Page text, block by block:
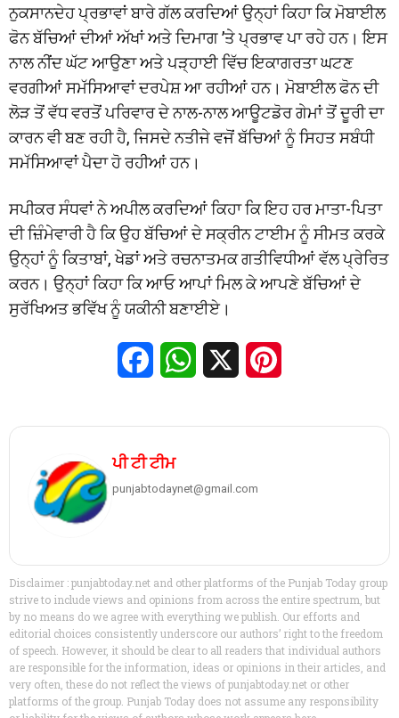
ਨੁਕਸਾਨਦੇਹ ਪ੍ਰਭਾਵਾਂ ਬਾਰੇ ਗੱਲ ਕਰਦਿਆਂ ਉਨ੍ਹਾਂ ਕਿਹਾ ਕਿ ਮੋਬਾਈਲ
ਫੋਨ ਬੱਚਿਆਂ ਦੀਆਂ ਅੱਖਾਂ ਅਤੇ ਦਿਮਾਗ ’ਤੇ ਪ੍ਰਭਾਵ ਪਾ ਰਹੇ ਹਨ। ਇਸ
ਨਾਲ ਨੀਂਦ ਘੱਟ ਆਉਣਾ ਅਤੇ ਪੜ੍ਹਾਈ ਵਿੱਚ ਇਕਾਗਰਤਾ ਘਟਣ
ਵਰਗੀਆਂ ਸਮੱਸਿਆਵਾਂ ਦਰਪੇਸ਼ ਆ ਰਹੀਆਂ ਹਨ। ਮੋਬਾਈਲ ਫੋਨ ਦੀ
ਲੋੜ ਤੋਂ ਵੱਧ ਵਰਤੋਂ ਪਰਿਵਾਰ ਦੇ ਨਾਲ-ਨਾਲ ਆਊਟਡੋਰ ਗੇਮਾਂ ਤੋਂ ਦੂਰੀ ਦਾ
ਕਾਰਨ ਵੀ ਬਣ ਰਹੀ ਹੈ, ਜਿਸਦੇ ਨਤੀਜੇ ਵਜੋਂ ਬੱਚਿਆਂ ਨੂੰ ਸਿਹਤ ਸਬੰਧੀ
ਸਮੱਸਿਆਵਾਂ ਪੈਦਾ ਹੋ ਰਹੀਆਂ ਹਨ।
ਸਪੀਕਰ ਸੰਧਵਾਂ ਨੇ ਅਪੀਲ ਕਰਦਿਆਂ ਕਿਹਾ ਕਿ ਇਹ ਹਰ ਮਾਤਾ-ਪਿਤਾ
ਦੀ ਜ਼ਿੰਮੇਵਾਰੀ ਹੈ ਕਿ ਉਹ ਬੱਚਿਆਂ ਦੇ ਸਕ੍ਰੀਨ ਟਾਈਮ ਨੂੰ ਸੀਮਤ ਕਰਕੇ
ਉਨ੍ਹਾਂ ਨੂੰ ਕਿਤਾਬਾਂ, ਖੇਡਾਂ ਅਤੇ ਰਚਨਾਤਮਕ ਗਤੀਵਿਧੀਆਂ ਵੱਲ ਪ੍ਰੇਰਿਤ
ਕਰਨ। ਉਨ੍ਹਾਂ ਕਿਹਾ ਕਿ ਆਓ ਆਪਾਂ ਮਿਲ ਕੇ ਆਪਣੇ ਬੱਚਿਆਂ ਦੇ
ਸੁਰੱਖਿਅਤ ਭਵਿੱਖ ਨੂੰ ਯਕੀਨੀ ਬਣਾਈਏ।
FacebookWhatsApp
ਪੀ ਟੀ ਟੀਮ
punjabtodaynet@gmail.com
Disclaimer : punjabtoday.net and other platforms of the Punjab Today group
strive to include views and opinions from across the entire spectrum, but
by no means do we agree with everything we publish. Our efforts and
editorial choices consistently underscore our authors’ right to the freedom
of speech. However, it should be clear to all readers that individual authors
are responsible for the information, ideas or opinions in their articles, and
very often, these do not reflect the views of punjabtoday.net or other
platforms of the group. Punjab Today does not assume any responsibility